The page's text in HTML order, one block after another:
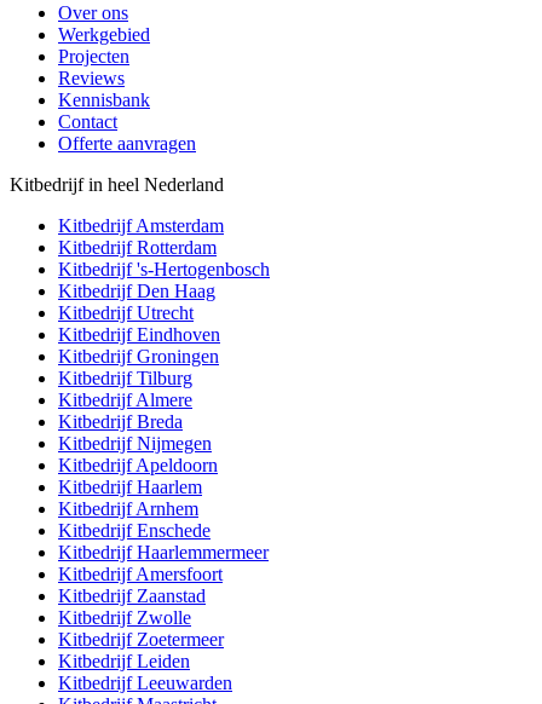
Over ons
Werkgebied
Projecten
Reviews
Kennisbank
Contact
Offerte aanvragen
Kitbedrijf in heel Nederland
KitbedrijfAmsterdam
KitbedrijfRotterdam
Kitbedrijf's-Hertogenbosch
KitbedrijfDen Haag
KitbedrijfUtrecht
KitbedrijfEindhoven
KitbedrijfGroningen
KitbedrijfTilburg
KitbedrijfAlmere
KitbedrijfBreda
KitbedrijfNijmegen
KitbedrijfApeldoorn
KitbedrijfHaarlem
KitbedrijfArnhem
KitbedrijfEnschede
KitbedrijfHaarlemmermeer
KitbedrijfAmersfoort
Kitbedrijf Zaanstad
Kitbedrijf Zwolle
Kitbedrijf Zoetermeer
KitbedrijfLeiden
KitbedrijfLeeuwarden